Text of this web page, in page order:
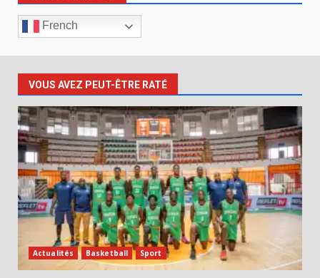
French
VOUS AVEZ PEUT-ÊTRE RATÉ
Actualités Basketball Sport